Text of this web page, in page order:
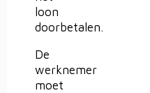
loon
doorbetalen.
De
werknemer
moet